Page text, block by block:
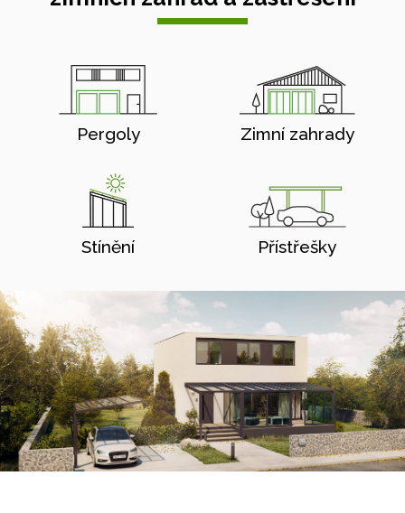
Pergoly Zimní zahrady
Stínění Přístřešky